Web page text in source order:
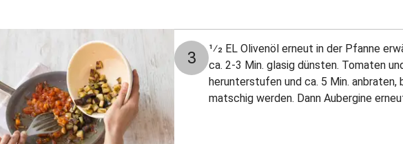
3
1⁄2 EL Olivenöl erneut in der Pfanne
ca. 2-3 Min. glasig dünsten. Tomaten
herunterstufen und ca. 5 Min. anbraten,
matschig werden. Dann Aubergine